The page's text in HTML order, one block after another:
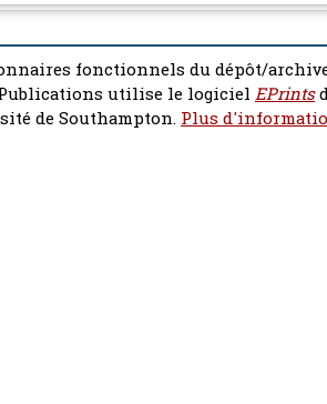
fonctionnels du dépôt/
utilise le logiciel EPrints
de Southampton. Plus